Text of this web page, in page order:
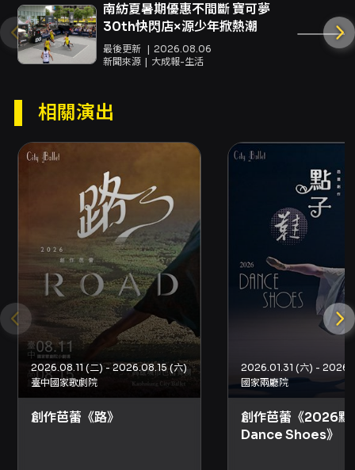
經典重現，期待讓更多觀眾朋友欣賞到這場精緻
演出。
舞蹈教學碩士，目前是奧地利林茲安東布魯克納
《火》、《風》的羅馬尼亞籍 Constantin
Georgescu與臺北市立大學人文藝術學院舞蹈
研究所畢業，年輕具潛力的編舞者戴鼎如，2023
兩位編舞家以《地》為主題，編創全新創作芭蕾
《地》，留給觀眾完美的印象並獲的高度評價。
羅馬尼亞籍編舞家康士坦丁：《地》是由重力、
時間、標記和痕跡、山褶皺、地球是平的、星
塵、表面 7 個段落組成的舞蹈作品；在這舞蹈作
品中，石頭不僅具有物理價值，而且具有隱喻價
值。石頭有重量，並且由於它們的分層痕跡，它
們以地質速度反映了時間的流逝。 同時，石頭也
是穩定、寧靜、堅韌甚至美麗的象徵。
南紡夏暑期優惠不間斷 寶可夢
30th快閃店×源少年掀熱潮
最後更新
2026.08.06
新聞來源
大成報-生活
相關演出
2026.08.11 (二) - 2026.08.15 (六)
臺中國家歌劇院
創作芭蕾《路》
2026.01.31 (六) -
國家兩廳院
創作芭蕾《2026點
Dance Shoes》